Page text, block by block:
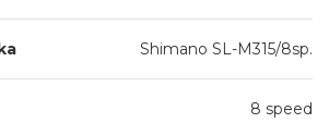
Shimano SL-M315/8sp.
8 speed